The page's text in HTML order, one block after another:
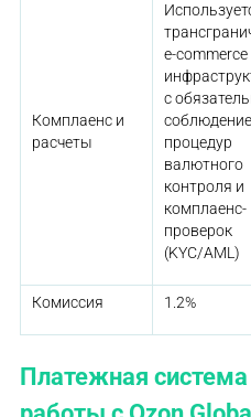
Комплаенс и
расчеты
e-commerce
с
процедур
валютного
контроля и
комплаенс-
проверок
(KYC/AML)
Комиссия 1.2%
Платежная